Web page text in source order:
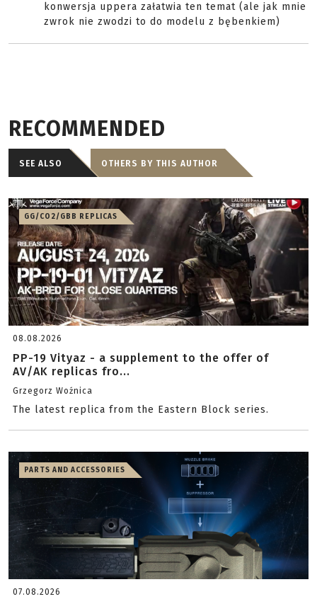
konwersja uppera załatwia ten temat (ale jak mnie
zwrok nie zwodzi to do modelu z bębenkiem)
RECOMMENDED
SEE ALSO OTHERS BY THIS AUTHOR
GG/CO2/GBB REPLICAS
08.08.2026
PP-19 Vityaz - a supplement to the offer of
AV/AK replicas fro...
Grzegorz Woźnica
The latest replica from the Eastern Block series.
PARTS AND ACCESSORIES
07.08.2026